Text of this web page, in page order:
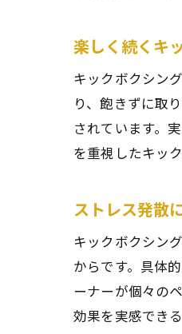
楽しく続くキ
キックボクシン
り、飽きずに取
されています。
を重視したキッ
ストレス発散
キックボクシン
からです。具体
ーナーが個々の
効果を実感でき